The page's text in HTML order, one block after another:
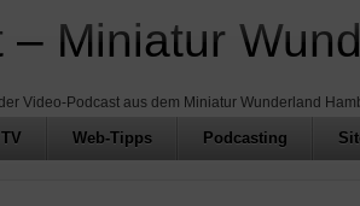
– Miniatur
Video-Podcast aus dem Miniatur Wunderland
Web-Tipps Podcasting